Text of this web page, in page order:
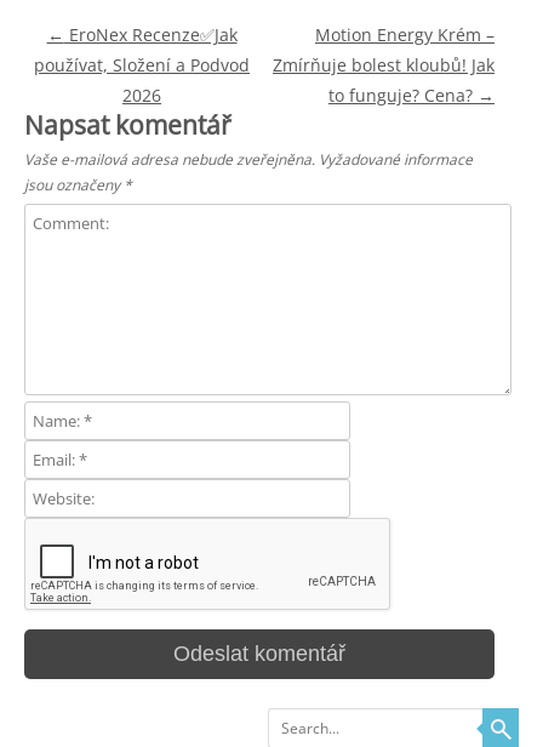
Post navigation
← EroNex Recenze✅Jak
používat, Složení a Podvod
2026
Motion Energy Krém –
Zmírňuje bolest kloubů! Jak
to funguje? Cena? →
Napsat komentář
Vaše e-mailová adresa nebude zveřejněna. Vyžadované informace
jsou označeny*
Search